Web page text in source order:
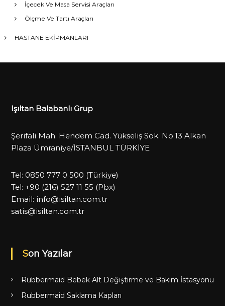
İçecek Ve Masa Servisi Araçları
Ölçme Ve Tartı Araçları
HASTANE EKİPMANLARI
Işıltan Balabanlı Grup
Şerifali Mah. Hendem Cad. Yükseliş Sok. No:13 Alkan
Plaza Ümraniye/İSTANBUL TÜRKİYE
Tel: 0850 777 0 500 (Türkiye)
Tel: +90 (216) 527 11 55 (Pbx)
Email: info@isiltan.com.tr
satis@isiltan.com.tr
Son Yazılar
Rubbermaid Bebek Alt Değiştirme ve Bakım İstasyonu
Rubbermaid Saklama Kapları